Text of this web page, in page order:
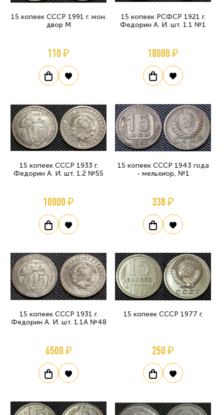
15 копеек СССР 1991 г. мон.
двор М
110 ₽
15 копеек РСФСР 1921 г.
Федорин А. И. шт. 1.1 №1
18000 ₽
15 копеек СССР 1933 г.
Федорин А. И. шт. 1.2 №55
10000 ₽
15 копеек СССР 1943 года
- мельхиор, №1
338 ₽
15 копеек СССР 1931 г.
Федорин А. И. шт. 1.1А №48
6500 ₽
15 копеек СССР 1977 г.
250 ₽